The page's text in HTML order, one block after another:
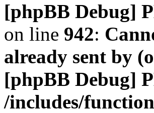
[phpBB Debug]
on line 942:
already sent by
[phpBB Debug]
/includes/